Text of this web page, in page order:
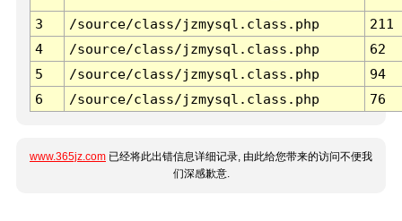
3 /source/class/jzmysql.class.php
211
4
/source/class/jzmysql.class.php
62
5
/source/class/jzmysql.class.php
94
6
/source/class/jzmysql.class.php 76
www.365jz.com 已经将此出错信息详细记录, 由此给您带来的访问不便我
们深感歉意.